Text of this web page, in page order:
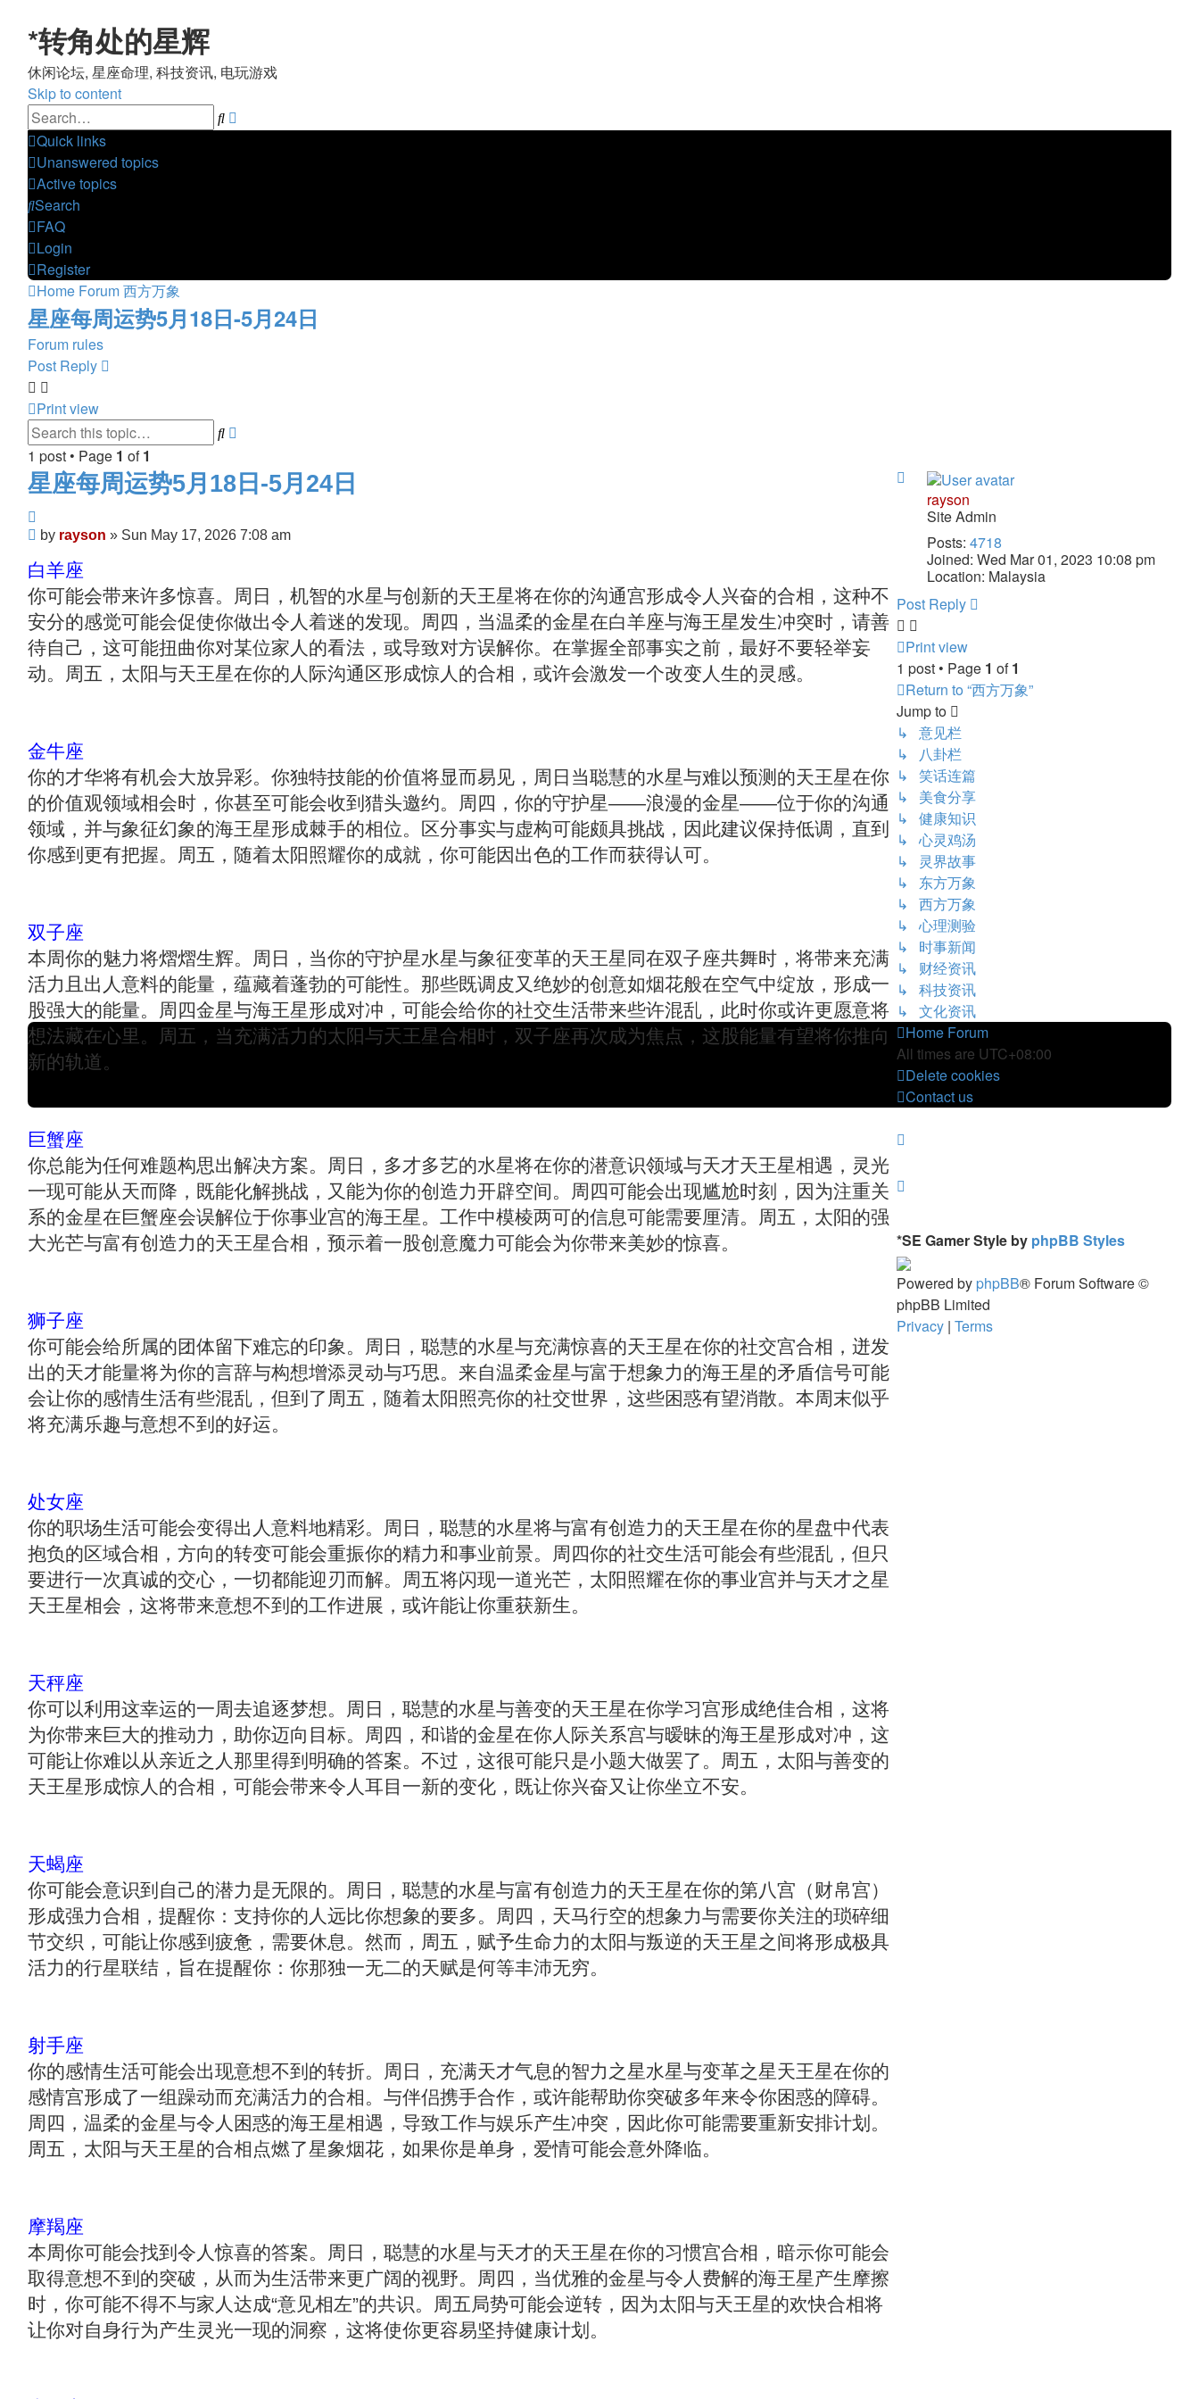
*转角处的星辉
休闲论坛, 星座命理, 科技资讯, 电玩游戏
Skip to content
Search
search
Quick links
Unanswered topics
Active topics
Search
FAQ
Login
Register
Home Forum西方万象
星座每周运势5月18日-5月24日
Forum rules
Post Reply
Print view
Search
1 post • Page 1 of1
rayson
Site Admin
Posts: 4718
Joined: Wed Mar 01, 2023 10:08 pm
Location: Malaysia
星座每周运势5月18日-5月24日
Post
by rayson » Sun May 17, 2026 7:08 am
白羊座
你可能会带来许多惊喜。周日，机智的水星与创新的天王星将在你的沟通宫形成令人兴奋的合相，这种不
安分的感觉可能会促使你做出令人着迷的发现。周四，当温柔的金星在白羊座与海王星发生冲突时，请善
待自己，这可能扭曲你对某位家人的看法，或导致对方误解你。在掌握全部事实之前，最好不要轻举妄
动。周五，太阳与天王星在你的人际沟通区形成惊人的合相，或许会激发一个改变人生的灵感。
金牛座
你的才华将有机会大放异彩。你独特技能的价值将显而易见，周日当聪慧的水星与难以预测的天王星在你
的价值观领域相会时，你甚至可能会收到猎头邀约。周四，你的守护星——浪漫的金星——位于你的沟通
领域，并与象征幻象的海王星形成棘手的相位。区分事实与虚构可能颇具挑战，因此建议保持低调，直到
你感到更有把握。周五，随着太阳照耀你的成就，你可能因出色的工作而获得认可。
双子座
本周你的魅力将熠熠生辉。周日，当你的守护星水星与象征变革的天王星同在双子座共舞时，将带来充满
活力且出人意料的能量，蕴藏着蓬勃的可能性。那些既调皮又绝妙的创意如烟花般在空气中绽放，形成一
股强大的能量。周四金星与海王星形成对冲，可能会给你的社交生活带来些许混乱，此时你或许更愿意将
想法藏在心里。周五，当充满活力的太阳与天王星合相时，双子座再次成为焦点，这股能量有望将你推向
新的轨道。
巨蟹座
你总能为任何难题构思出解决方案。周日，多才多艺的水星将在你的潜意识领域与天才天王星相遇，灵光
一现可能从天而降，既能化解挑战，又能为你的创造力开辟空间。周四可能会出现尴尬时刻，因为注重关
系的金星在巨蟹座会误解位于你事业宫的海王星。工作中模棱两可的信息可能需要厘清。周五，太阳的强
大光芒与富有创造力的天王星合相，预示着一股创意魔力可能会为你带来美妙的惊喜。
狮子座
你可能会给所属的团体留下难忘的印象。周日，聪慧的水星与充满惊喜的天王星在你的社交宫合相，迸发
出的天才能量将为你的言辞与构想增添灵动与巧思。来自温柔金星与富于想象力的海王星的矛盾信号可能
会让你的感情生活有些混乱，但到了周五，随着太阳照亮你的社交世界，这些困惑有望消散。本周末似乎
将充满乐趣与意想不到的好运。
处女座
你的职场生活可能会变得出人意料地精彩。周日，聪慧的水星将与富有创造力的天王星在你的星盘中代表
抱负的区域合相，方向的转变可能会重振你的精力和事业前景。周四你的社交生活可能会有些混乱，但只
要进行一次真诚的交心，一切都能迎刃而解。周五将闪现一道光芒，太阳照耀在你的事业宫并与天才之星
天王星相会，这将带来意想不到的工作进展，或许能让你重获新生。
天秤座
你可以利用这幸运的一周去追逐梦想。周日，聪慧的水星与善变的天王星在你学习宫形成绝佳合相，这将
为你带来巨大的推动力，助你迈向目标。周四，和谐的金星在你人际关系宫与暧昧的海王星形成对冲，这
可能让你难以从亲近之人那里得到明确的答案。不过，这很可能只是小题大做罢了。周五，太阳与善变的
天王星形成惊人的合相，可能会带来令人耳目一新的变化，既让你兴奋又让你坐立不安。
天蝎座
你可能会意识到自己的潜力是无限的。周日，聪慧的水星与富有创造力的天王星在你的第八宫（财帛宫）
形成强力合相，提醒你：支持你的人远比你想象的要多。周四，天马行空的想象力与需要你关注的琐碎细
节交织，可能让你感到疲惫，需要休息。然而，周五，赋予生命力的太阳与叛逆的天王星之间将形成极具
活力的行星联结，旨在提醒你：你那独一无二的天赋是何等丰沛无穷。
射手座
你的感情生活可能会出现意想不到的转折。周日，充满天才气息的智力之星水星与变革之星天王星在你的
感情宫形成了一组躁动而充满活力的合相。与伴侣携手合作，或许能帮助你突破多年来令你困惑的障碍。
周四，温柔的金星与令人困惑的海王星相遇，导致工作与娱乐产生冲突，因此你可能需要重新安排计划。
周五，太阳与天王星的合相点燃了星象烟花，如果你是单身，爱情可能会意外降临。
摩羯座
本周你可能会找到令人惊喜的答案。周日，聪慧的水星与天才的天王星在你的习惯宫合相，暗示你可能会
取得意想不到的突破，从而为生活带来更广阔的视野。周四，当优雅的金星与令人费解的海王星产生摩擦
时，你可能不得不与家人达成“意见相左”的共识。周五局势可能会逆转，因为太阳与天王星的欢快合相将
让你对自身行为产生灵光一现的洞察，这将使你更容易坚持健康计划。
Top
Post Reply
Print view
1 post • Page 1 of1
Return to “西方万象”
Jump to
↳ 意见栏
↳ 八卦栏
↳ 笑话连篇
↳ 美食分享
↳ 健康知识
↳ 心灵鸡汤
↳ 灵界故事
↳ 东方万象
↳ 西方万象
↳ 心理测验
↳ 时事新闻
↳ 财经资讯
↳ 科技资讯
↳ 文化资讯
Home Forum
All times are UTC+08:00
Delete cookies
Contact us
*SE Gamer Style by phpBB Styles
Powered by phpBB® Forum Software ©
phpBB Limited
Privacy |Terms